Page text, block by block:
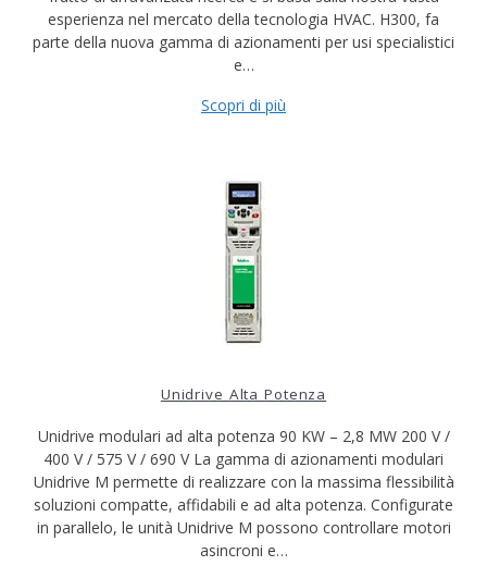
esperienza nel mercato della tecnologia HVAC. H300, fa
parte della nuova gamma di azionamenti per usi specialistici
e…
Scopri di più
Unidrive Alta Potenza
Unidrive modulari ad alta potenza 90 KW – 2,8 MW 200 V /
400 V / 575 V / 690 V La gamma di azionamenti modulari
Unidrive M permette di realizzare con la massima flessibilità
soluzioni compatte, affidabili e ad alta potenza. Configurate
in parallelo, le unità Unidrive M possono controllare motori
asincroni e…